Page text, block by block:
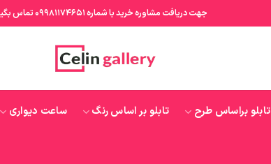
جهت دریافت مشاوره خرید با شماره 09981174651 تماس بگیرید
تابلو براساس طرح تابلو بر اساس رنگ ساعت دیواری